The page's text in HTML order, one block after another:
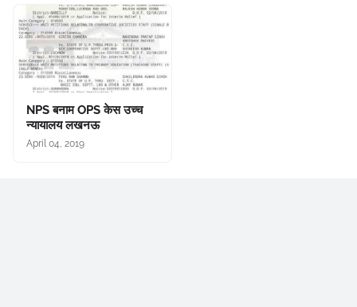
NPS बनाम OPS केस उच्च
न्यायालय लखनऊ
April 04, 2019